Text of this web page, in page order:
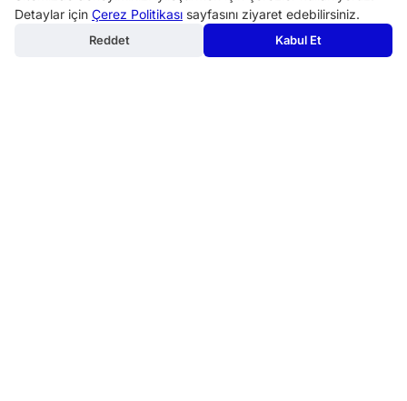
0540 200 07 24
Detaylar için Çerez Politikası sayfasını ziyaret edebilirsiniz.
Reddet Kabul Et